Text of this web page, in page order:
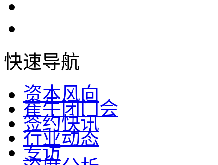
快速导航
资本风向
崔牛闭门会
签约快讯
行业动态
专访